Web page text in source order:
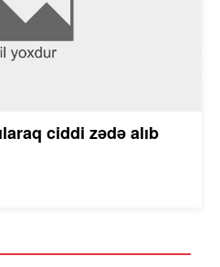
ciddi zədə alıb